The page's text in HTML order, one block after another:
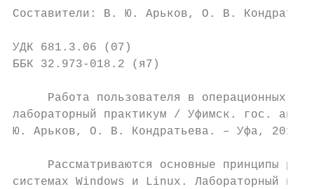
Составители: В. Ю. Арьков, О. В.
УДК 681.3.06 (07)
ББК 32.973-018.2 (я7)
Работа пользователя в операционных
лабораторный практикум / Уфимск. гос.
Ю. Арьков, О. В. Кондратьева. – Уфа, 2013.
Рассматриваются основные принципы
системах Windows и Linux. Лабораторный